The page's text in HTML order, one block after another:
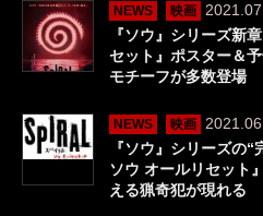
NEWS 映画
『ソウ』シリーズ新
セット』ポスター＆
モチーフが多数登場
NEWS 映画
『ソウ』シリーズの
ソウ オールリセット
える猟奇犯が現れる